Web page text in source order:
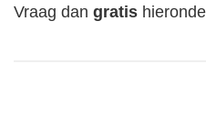
Vraag dan gratis